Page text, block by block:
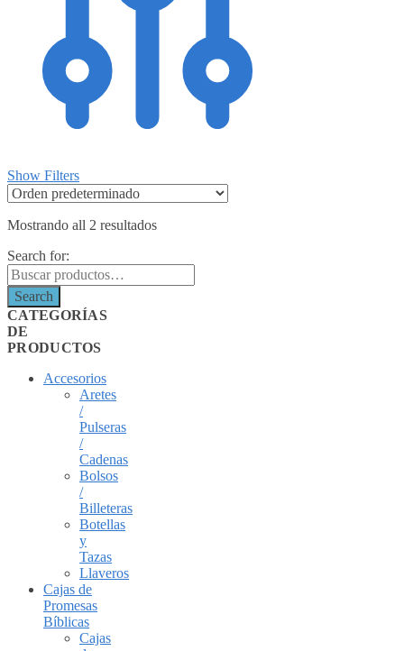
Show Filters
Mostrando all 2 resultados
Search for:
Search
CATEGORÍAS
DE
PRODUCTOS
Accesorios
Aretes
/
Pulseras
/
Cadenas
Bolsos
/
Billeteras
Botellas
y
Tazas
Llaveros
Cajas de
Promesas
Bíblicas
Cajas